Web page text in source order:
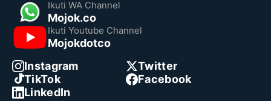
Ikuti WA Channel
Mojok.co
Ikuti Youtube Channel
Mojokdotco
Instagram
Twitter
TikTok
Facebook
LinkedIn